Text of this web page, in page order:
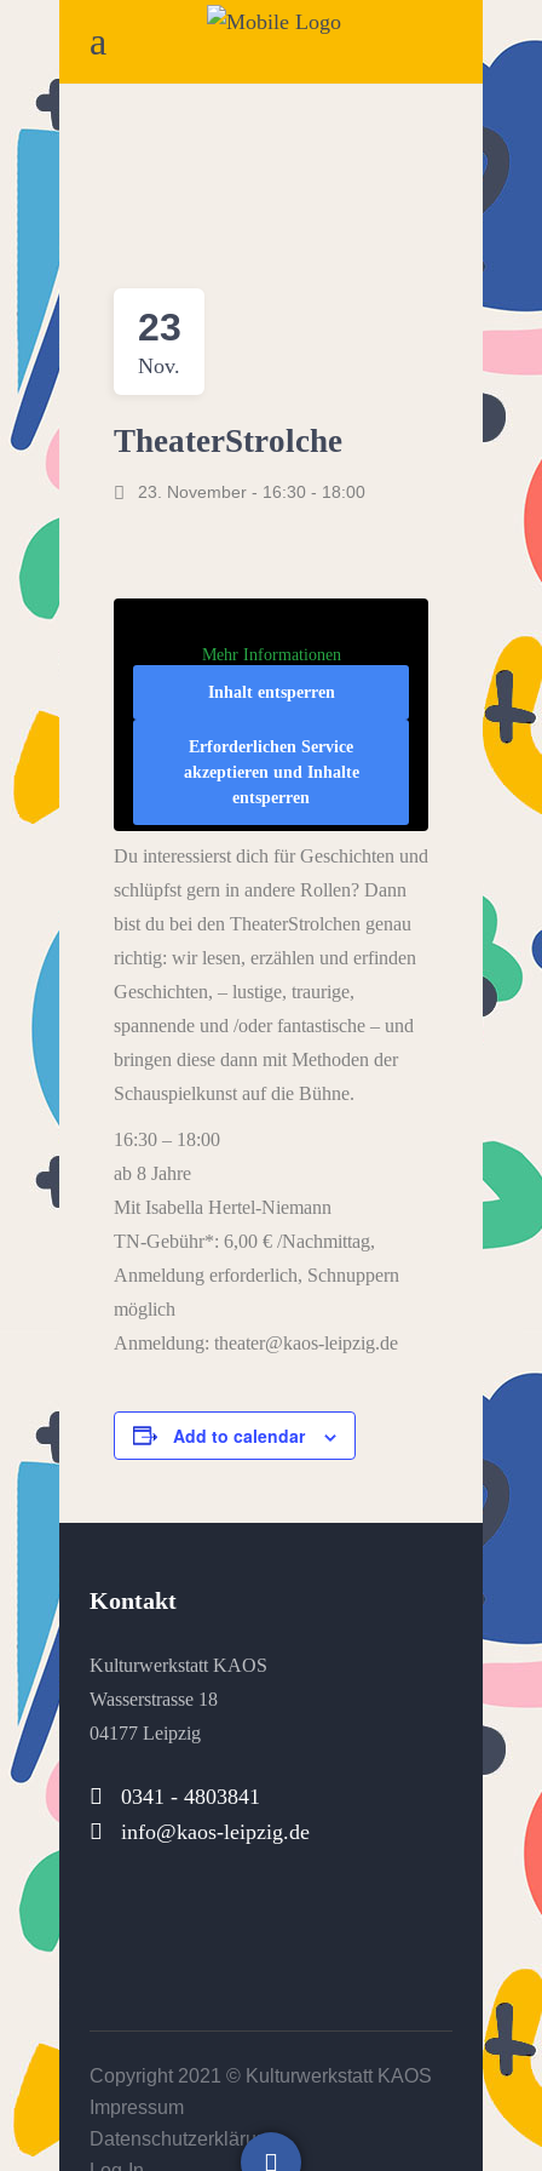
23
Nov.
TheaterStrolche
23. November - 16:30 - 18:00
Mehr Informationen
Inhalt entsperren
Erforderlichen Service
akzeptieren und Inhalte
entsperren
Du interessierst dich für Geschichten und
schlüpfst gern in andere Rollen? Dann
bist du bei den TheaterStrolchen genau
richtig: wir lesen, erzählen und erfinden
Geschichten, – lustige, traurige,
spannende und /oder fantastische – und
bringen diese dann mit Methoden der
Schauspielkunst auf die Bühne.
16:30 – 18:00
ab 8 Jahre
Mit Isabella Hertel-Niemann
TN-Gebühr*: 6,00 € /Nachmittag,
Anmeldung erforderlich, Schnuppern
möglich
Anmeldung: theater@kaos-leipzig.de
Add to calendar
Kontakt
Kulturwerkstatt KAOS
Wasserstrasse 18
04177 Leipzig
0341 - 4803841
info@kaos-leipzig.de
Copyright 2021 © Kulturwerkstatt KAOS
Impressum
Datenschutzerklärung